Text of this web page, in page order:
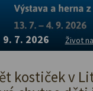
9. 7. 2026 Život
kostiček v